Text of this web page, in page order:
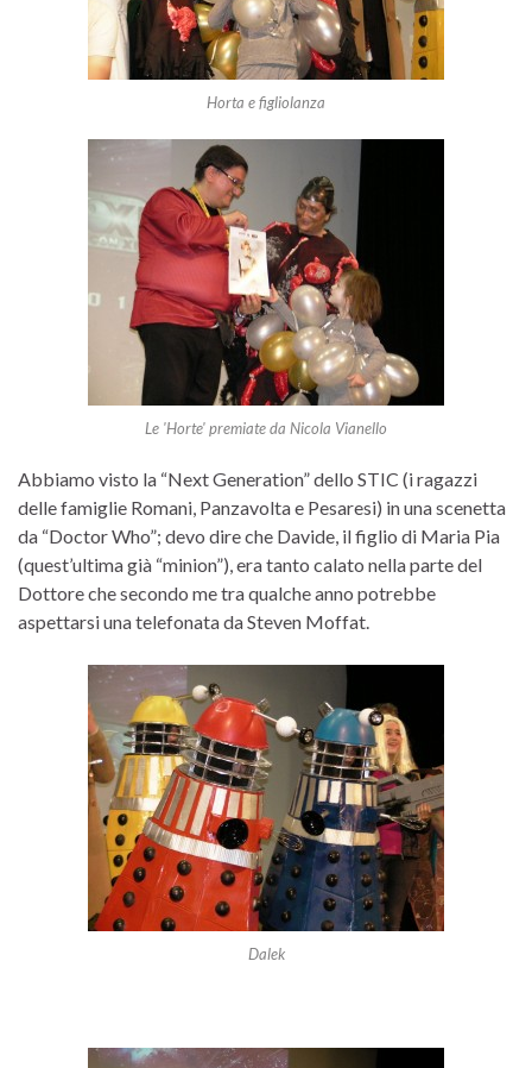
Horta e figliolanza
Le 'Horte' premiate da Nicola Vianello
Abbiamo visto la “Next Generation” dello STIC (i ragazzi
delle famiglie Romani, Panzavolta e Pesaresi) in una scenetta
da “Doctor Who”; devo dire che Davide, il figlio di Maria Pia
(quest’ultima già “minion”), era tanto calato nella parte del
Dottore che secondo me tra qualche anno potrebbe
aspettarsi una telefonata da Steven Moffat.
Dalek